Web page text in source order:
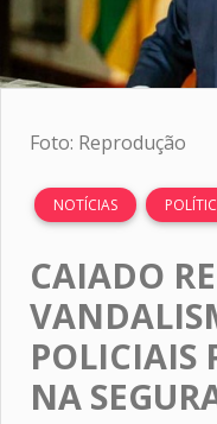
Foto: Reprodução
NOTÍCIAS
CAIADO
POLICIAIS
NA